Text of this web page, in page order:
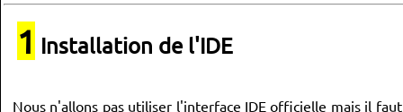
1 Installation de l'IDE
Nous n'allons pas utiliser l'interface IDE officielle mais il